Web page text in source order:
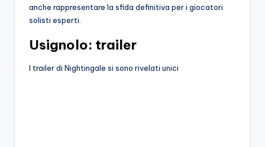
anche rappresentare la sfida definitiva per i giocatori
solisti esperti.
Usignolo: trailer
I trailer di Nightingale si sono rivelati unici